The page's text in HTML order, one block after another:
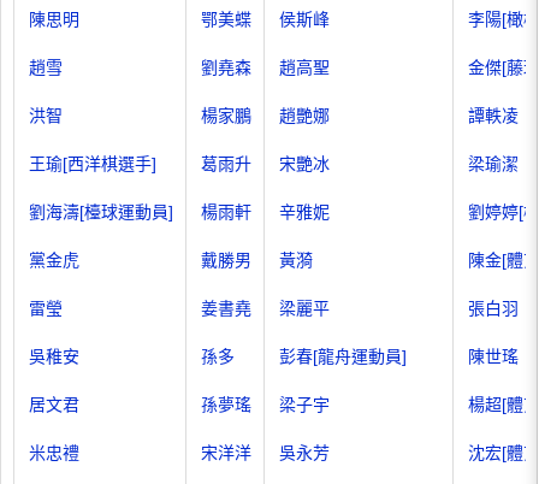
陳思明
趙雪
洪智
王瑜[西洋棋選手]
劉海濤[檯球運動員]
黨金虎
雷瑩
吳稚安
居文君
米忠禮
鄂美蝶
劉堯森
楊家鵬
葛雨升
楊雨軒
戴勝男
姜書堯
孫多
孫夢瑤
宋洋洋
侯斯峰
趙高聖
趙艷娜
宋艷冰
辛雅妮
黃漪
梁麗平
彭春[龍舟運動員]
梁子宇
吳永芳
李陽[橄
金傑[藤
譚軼凌
梁瑜潔
劉婷婷[
陳金[體
張白羽
陳世瑤
楊超[體
沈宏[體